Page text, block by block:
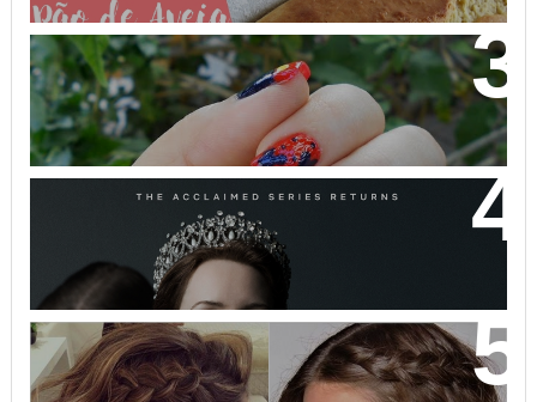
NAIL ART MICKEY MOUSE
THE CROWN: A HISTÓRIA DA REALEZA BRITÂNICA
COMO VOCÊ NUNCA VIU!
32 INSPIRAÇÕES DE PENTEADOS PARA CABELOS
CURTOS